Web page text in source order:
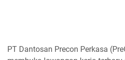
PT Dantosan Precon Perkasa